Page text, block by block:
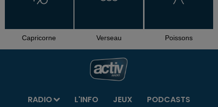
Capricorne Verseau Poissons
RADIO L'INFO JEUX
PODCASTS